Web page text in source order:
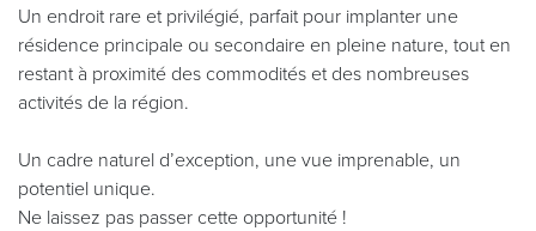
Un endroit rare et privilégié, parfait pour implanter une
résidence principale ou secondaire en pleine nature, tout en
restant à proximité des commodités et des nombreuses
activités de la région.
Un cadre naturel d’exception, une vue imprenable, un
potentiel unique.
Ne laissez pas passer cette opportunité !